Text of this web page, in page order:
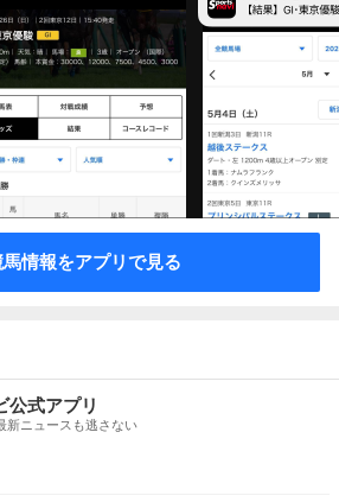
馬情報をアプリで見る
公式アプリ
新ニュースも逃さない